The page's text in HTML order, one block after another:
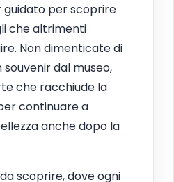
per scoprire
che altrimenti
Non dimenticate di
dal museo,
che racchiude la
continuare a
anche dopo la
scoprire, dove ogni